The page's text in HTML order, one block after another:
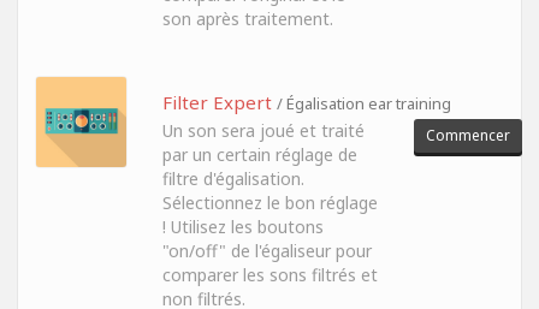
son après traitement.
Filter Expert / Égalisation ear training
Un son sera joué et traité
par un certain réglage de
filtre d'égalisation.
Sélectionnez le bon réglage
! Utilisez les boutons
"on/off" de l'égaliseur pour
comparer les sons filtrés et
non filtrés.
Commencer